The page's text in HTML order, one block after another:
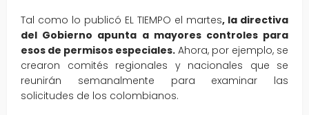
Tal como lo publicó EL TIEMPO el martes, la directiva
del Gobierno apunta a mayores controles para
esos de permisos especiales. Ahora, por ejemplo, se
crearon comités regionales y nacionales que se
reunirán semanalmente para examinar las
solicitudes de los colombianos.